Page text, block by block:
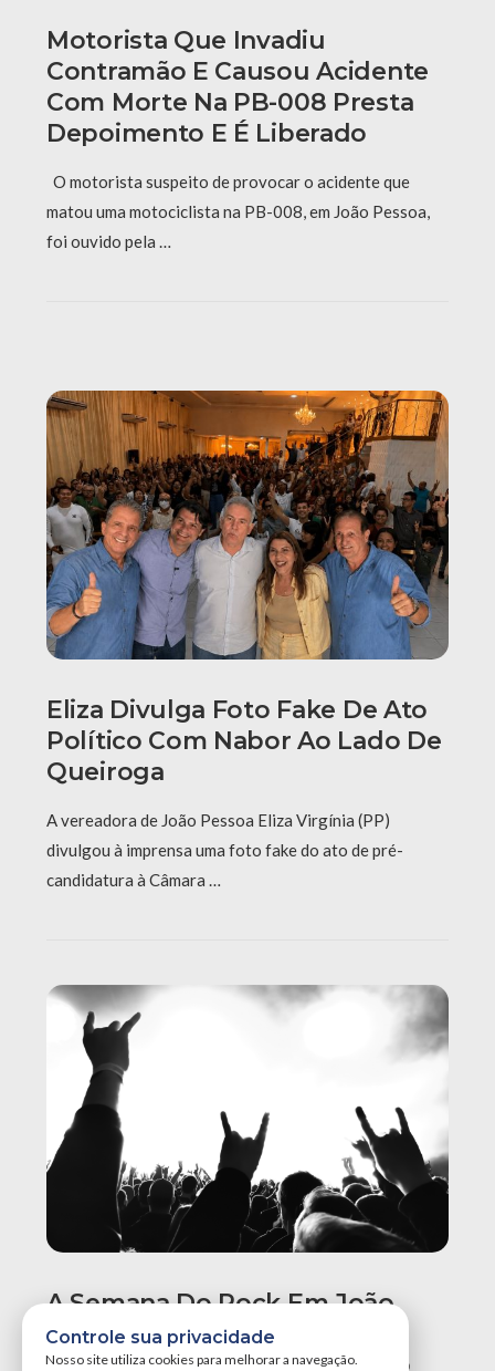
Motorista Que Invadiu
Contramão E Causou Acidente
Com Morte Na PB-008 Presta
Depoimento E É Liberado
O motorista suspeito de provocar o acidente que
matou uma motociclista na PB-008, em João Pessoa,
foi ouvido pela …
Eliza Divulga Foto Fake De Ato
Político Com Nabor Ao Lado De
Queiroga
A vereadora de João Pessoa Eliza Virgínia (PP)
divulgou à imprensa uma foto fake do ato de pré-
candidatura à Câmara …
A Semana Do Rock Em João
Pessoa Promete Um Dos
Controle sua privacidade
Nosso site utiliza cookies para melhorar a navegação.